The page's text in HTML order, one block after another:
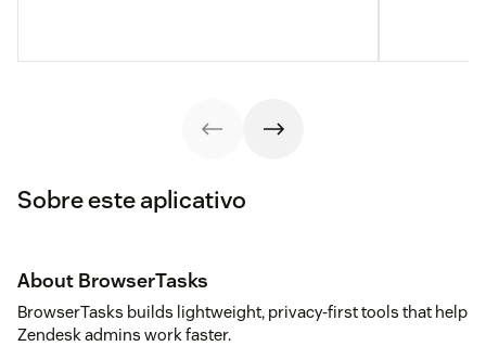
Sobre este aplicativo
About BrowserTasks
BrowserTasks builds lightweight, privacy-first tools that help
Zendesk admins work faster.